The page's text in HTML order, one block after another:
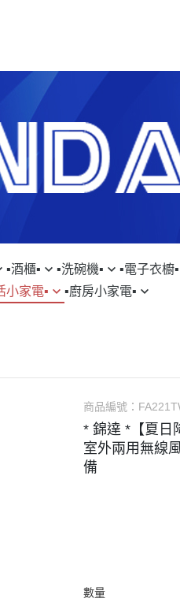
▪︎酒櫃▪︎
｜菲雪品克
▪︎洗碗機▪︎
｜樂金
｜博世
▹WHIRLPOOL｜惠而浦
▹FISHERPAYKEL｜菲雪品克
▪︎電子衣櫥▪︎
▹LG｜
▹吸塵器
小家電▪︎
三星
▪︎廚房小家電▪︎
▹LG｜樂金
▹VERMICULAR｜日本鑄鐵
▹MAGIMIX｜法國食物處理機
▹Sodastram｜氣泡水機
商品編號：
* 錦達 *【夏日
室外兩用無線
備
數量